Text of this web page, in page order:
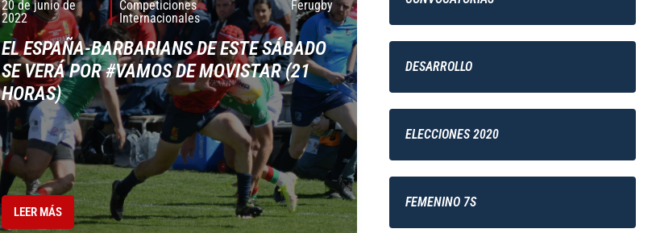
20 de junio de
2022
Competiciones
Internacionales
Ferugby
EL ESPAÑA-BARBARIANS DE ESTE SÁBADO
SE VERÁ POR #VAMOS DE MOVISTAR (21
HORAS)
LEER MÁS
DESARROLLO
ELECCIONES 2020
FEMENINO 7S